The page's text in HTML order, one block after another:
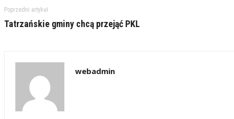
Poprzedni artykuł
Tatrzańskie gminy chcą przejąć PKL
webadmin